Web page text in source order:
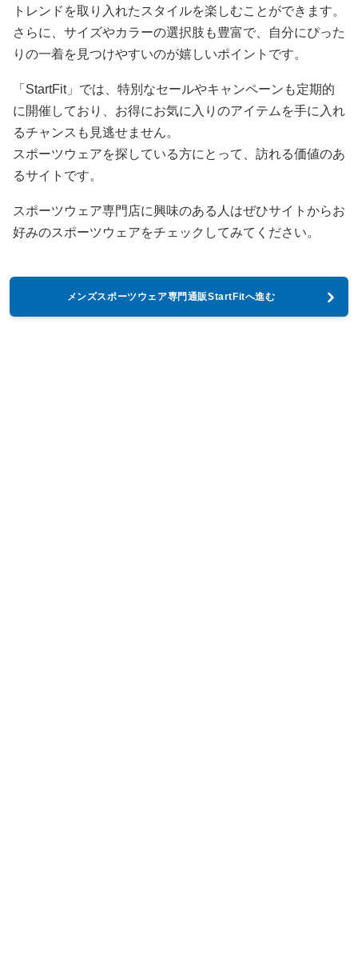
トレンドを取り入れたスタイルを楽しむことができます。
さらに、サイズやカラーの選択肢も豊富で、自分にぴった
りの一着を見つけやすいのが嬉しいポイントです。
「StartFit」では、特別なセールやキャンペーンも定期的
に開催しており、お得にお気に入りのアイテムを手に入れ
るチャンスも見逃せません。
スポーツウェアを探している方にとって、訪れる価値のあ
るサイトです。
スポーツウェア専門店に興味のある人はぜひサイトからお
好みのスポーツウェアをチェックしてみてください。
メンズスポーツウェア専門通販StartFitへ進む